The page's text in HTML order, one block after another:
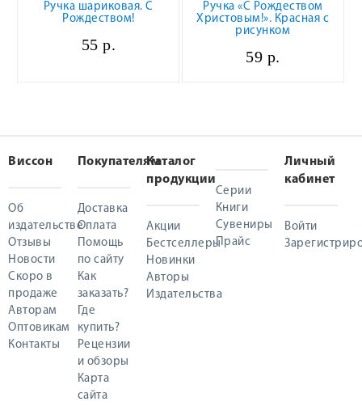
Ручка шариковая. С
Рождеством!
55 р.
Ручка «С Рождеством
Христовым!». Красная с
рисунком
59 р.
Виссон
Об
издательстве
Отзывы
Новости
Скоро в
продаже
Авторам
Оптовикам
Контакты
Покупателям
Доставка
Оплата
Помощь
по сайту
Как
заказать?
Где
купить?
Рецензии
и обзоры
Карта
сайта
Каталог
продукции
Акции
Бестселлеры
Новинки
Авторы
Издательства
Серии
Книги
Сувениры
Прайс
Личный
кабинет
Войти